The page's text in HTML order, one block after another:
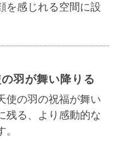
を感じれる空間に設
羽が舞い降りる
使の羽の祝福が舞い
残る、より感動的な